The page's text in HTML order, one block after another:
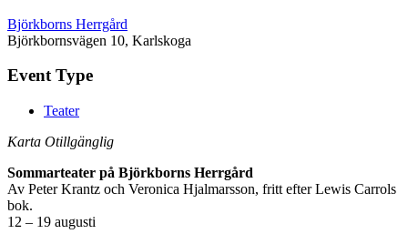
Björkborns Herrgård
Björkbornsvägen 10, Karlskoga
Event Type
Teater
Karta Otillgänglig
Sommarteater på Björkborns Herrgård
Av Peter Krantz och Veronica Hjalmarsson, fritt efter Lewis Carrols
bok.
12 – 19 augusti